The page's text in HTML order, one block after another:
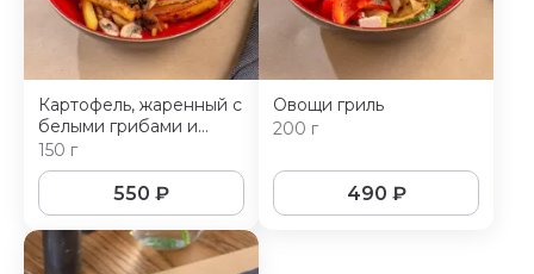
Картофель, жаренный с
белыми грибами и
шампиньонами
150 г
550 ₽
Овощи гриль
200 г
490 ₽